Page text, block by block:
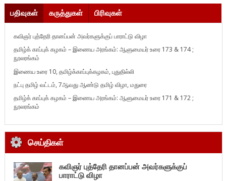
பதிவுகள் கருத்துகள் பிரிவுகள்
கவிஞர் புத்தேரி தானப்பன் அவர்களுக்குப் பாராட்டு விழா
தமிழ்க் காப்புக் கழகம் – இணைய அரங்கம்: ஆளுமையர் உரை 173 & 174 ;
நூலரங்கம்
இணைய உரை 10, தமிழ்க்காப்புக்கழகம், புதுதில்லி
நட்பு தமிழ் வட்டம், 7ஆவது ஆண்டு தமிழ் விழா, மதுரை
தமிழ்க் காப்புக் கழகம் – இணைய அரங்கம்: ஆளுமையர் உரை 171 & 172 ;
நூலரங்கம்
செய்திகள்
கவிஞர் புத்தேரி தானப்பன் அவர்களுக்குப்
பாராட்டு விழா